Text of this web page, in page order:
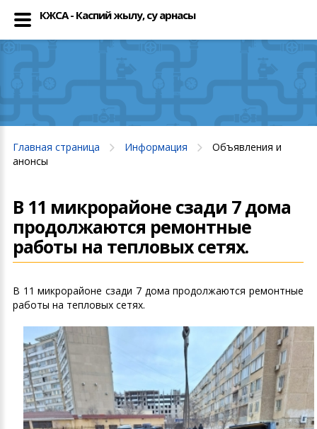
Главная страница Информация
Объявления и
анонсы
В 11 микрорайоне сзади 7 дома
продолжаются ремонтные
работы на тепловых сетях.
В 11 микрорайоне сзади 7 дома продолжаются ремонтные
работы на тепловых сетях.
КЖСА - Каспий жылу, су арнасы